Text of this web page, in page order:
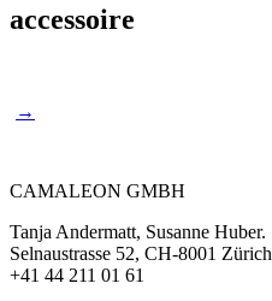
accessoire
Post
→
CAMALEON GMBH
Tanja Andermatt, Susanne Huber.
Selnaustrasse 52, CH-8001 Zürich
+41 44 211 01 61